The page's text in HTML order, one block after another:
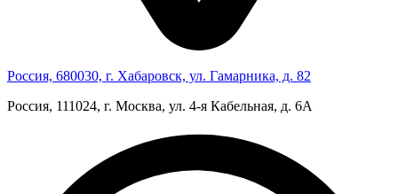
Россия, 680030, г. Хабаровск, ул. Гамарника, д. 82
Россия, 111024, г. Москва, ул. 4‑я Кабельная, д. 6А